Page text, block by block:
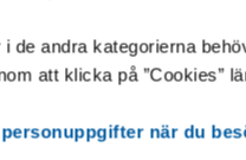
de andra kategorierna
att klicka på ”Cookies”
när du